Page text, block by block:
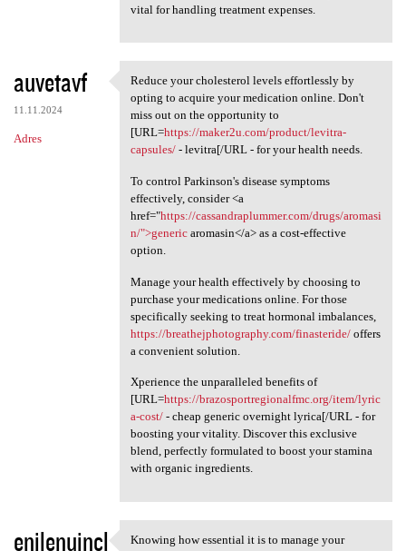
vital for handling treatment expenses.
auvetavf
11.11.2024
Adres
Reduce your cholesterol
Reduce your cholesterol levels effortlessly by
opting to acquire your medication online. Don't
miss out on the opportunity to
[URL=https://maker2u.com/product/levitra-
capsules/- levitra[/URL - for your health needs.
To control Parkinson's disease symptoms
effectively, consider <a
href="https://cassandraplummer.com/drugs/aromasi
n/">genericaromasin</a> as a cost-effective
option.
Manage your health effectively by choosing to
purchase your medications online. For those
specifically seeking to treat hormonal imbalances,
https://breathejphotography.com/finasteride/offers
a convenient solution.
Xperience the unparalleled benefits of
[URL=https://brazosportregionalfmc.org/item/lyric
a-cost/- cheap generic overnight lyrica[/URL - for
boosting your vitality. Discover this exclusive
blend, perfectly formulated to boost your stamina
with organic ingredients.
enilenujncl
Knowing how essential it is to manage your